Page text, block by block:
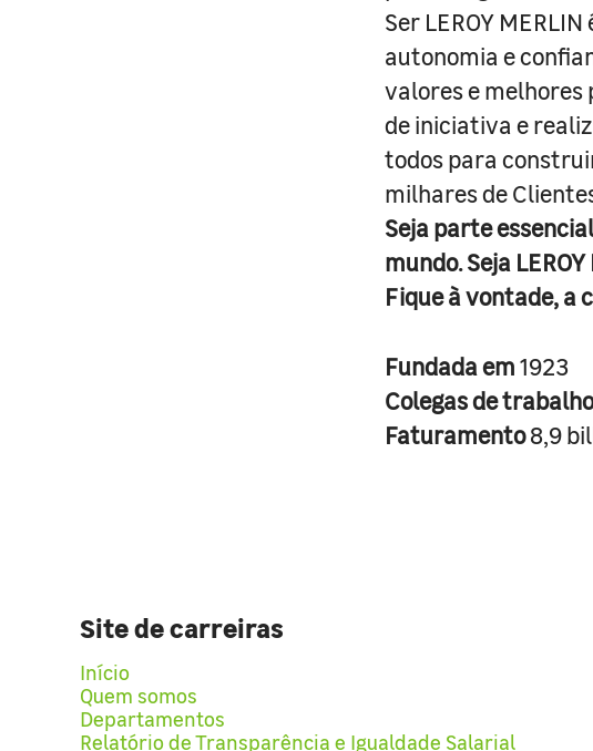
Ser LEROY
autonomia e
valores e melhores
de iniciativa e
todos para
milhares de
Seja parte
mundo. Seja
Fique à vontade, a
Fundada em1923
Colegas de
Faturamento8,9
Site de carreiras
Início
Quem somos
Departamentos
Relatório de Transparência e Igualdade Salarial